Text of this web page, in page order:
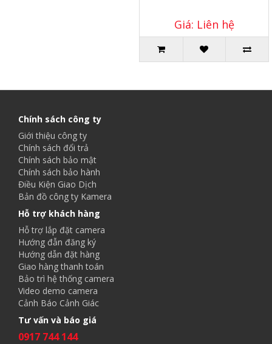
Giá: Liên hệ
Chính sách công ty
Giới thiệu công ty
Chính sách đổi trả
Chính sách bảo mật
Chính sách bảo hành
Điều Kiện Giao Dịch
Bản đồ công ty Kamera
Hỗ trợ khách hàng
Hỗ trợ lắp đặt camera
Hướng đẫn đăng ký
Hướng dẫn đặt hàng
Giao hàng thanh toán
Bảo trì hệ thống camera
Video demo camera
Cảnh Báo Cảnh Giác
Tư vấn và báo giá
0917 744 144